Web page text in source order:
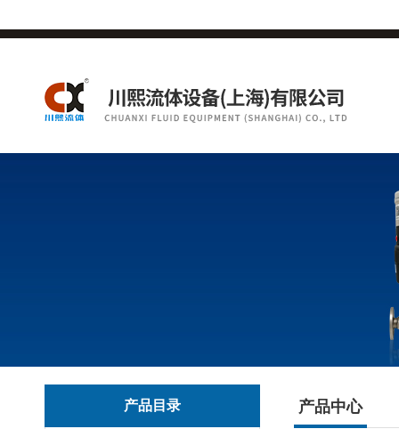
产品目录 产品中心